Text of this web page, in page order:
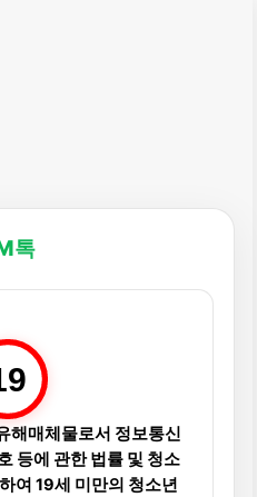
톡
해매체물로서 정보통신
등에 관한 법률 및 청소
여 19세 미만의 청소년